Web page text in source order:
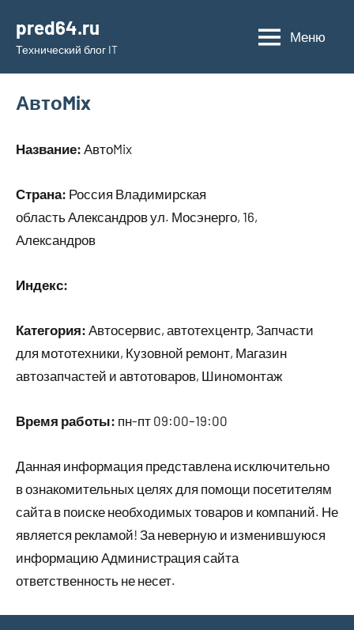
содержимому
pred64.ru
Технический блог IT
Меню
АвтоMix
Название: АвтоMix
Страна: Россия Владимирская
область Александров ул. Мосэнерго, 16,
Александров
Индекс:
Категория: Автосервис, автотехцентр, Запчасти
для мототехники, Кузовной ремонт, Магазин
автозапчастей и автотоваров, Шиномонтаж
Время работы: пн-пт 09:00–19:00
Данная информация представлена исключительно
в ознакомительных целях для помощи посетителям
сайта в поиске необходимых товаров и компаний. Не
является рекламой! За неверную и изменившуюся
информацию Администрация сайта
ответственность не несет.